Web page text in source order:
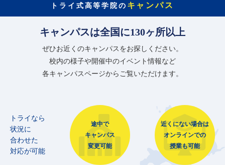
トライ式高等学院の キャンパス
キャンパスは全国に130ヶ所以上
ぜひお近くのキャンパスをお探しください。
校内の様子や開催中のイベント情報など
各キャンパスページからご覧いただけます。
トライなら
状況に
合わせた
対応が可能
途中で
キャンパス
変更可能
近くにない場合は
オンラインでの
授業も可能